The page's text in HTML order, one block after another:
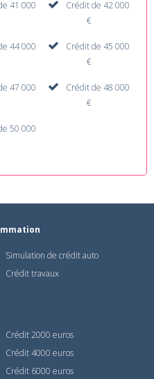
41 000
Crédit de 42 000
€
44 000
Crédit de 45 000
€
47 000
Crédit de 48 000
€
50 000
Simulation de crédit auto
Crédit travaux
Crédit 2000 euros
Crédit 4000 euros
Crédit 6000 euros